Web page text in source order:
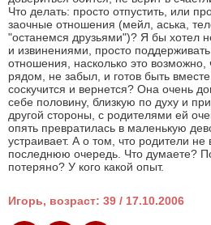
Что делать: просто отпустить, или
заочные отношения (мейл, аська,
"останемся друзьями")? Я бы хотел
и извинениями, просто
отношения, насколько это возможно,
рядом, не забыл, и готов быть
соскучится и вернется? Она очень
себе половину, близкую по духу и
другой стороны, с родителями ей
опять превратилась в маленькую
устраивает. А о том, что родители
последнюю очередь. Что думаете?
потеряно? У кого какой опыт.
Игорь, возраст: 39 / 17.10.2006